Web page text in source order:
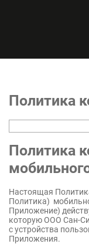
Политика
Политика
Настоящая
Политика)
Приложение)
которую ООО Сан-
с устройства
Приложения.